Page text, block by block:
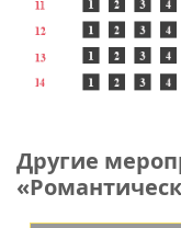
Другие